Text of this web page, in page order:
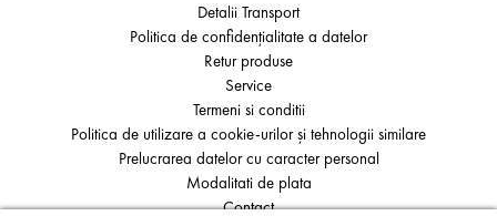
Detalii Transport
Politica de confidențialitate a datelor
Retur produse
Service
Termeni si conditii
Politica de utilizare a cookie-urilor și tehnologii similare
Prelucrarea datelor cu caracter personal
Modalitati de plata
Contact